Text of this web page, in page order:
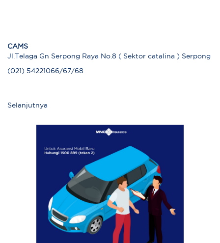
CAMS
Jl.Telaga Gn Serpong Raya No.8 ( Sektor catalina ) Serpong
(021) 54221066/67/68
Selanjutnya